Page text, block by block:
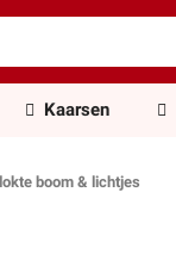
Kaarsen
boom & lichtjes